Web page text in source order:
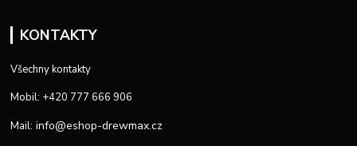
KONTAKTY
Všechny kontakty
Mobil: +420 777 666 906
Mail: info@eshop-drewmax.cz